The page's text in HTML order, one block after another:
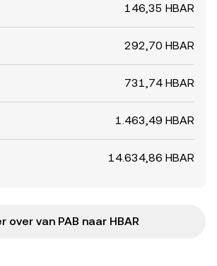
146,35 HBAR
292,70 HBAR
731,74 HBAR
1.463,49 HBAR
14.634,86 HBAR
over van PAB naar HBAR